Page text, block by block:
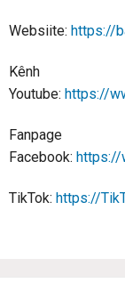
Websiite: https://
Kênh
Youtube: https://
Fanpage
Facebook: https://
TikTok: https://